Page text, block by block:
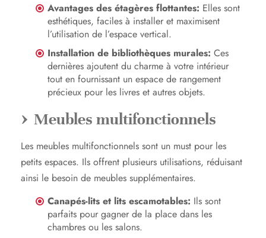
Avantages des étagères flottantes: Elles sont
esthétiques, faciles à installer et maximisent
l’utilisation de l’espace vertical.
Installation de bibliothèques murales: Ces
dernières ajoutent du charme à votre intérieur
tout en fournissant un espace de rangement
précieux pour les livres et autres objets.
Meubles multifonctionnels
Les meubles multifonctionnels sont un must pour les
petits espaces. Ils offrent plusieurs utilisations, réduisant
ainsi le besoin de meubles supplémentaires.
Canapés-lits et lits escamotables: Ils sont
parfaits pour gagner de la place dans les
chambres ou les salons.